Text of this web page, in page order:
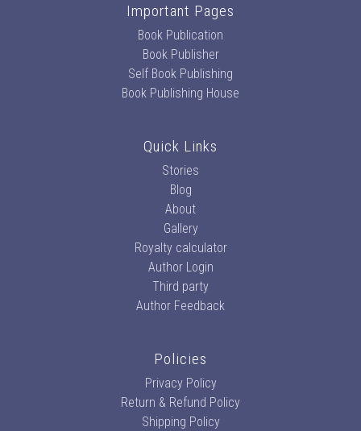
Important Pages
Book Publication
Book Publisher
Self Book Publishing
Book Publishing House
Quick Links
Stories
Blog
About
Gallery
Royalty calculator
Author Login
Third party
Author Feedback
Policies
Privacy Policy
Return & Refund Policy
Shipping Policy